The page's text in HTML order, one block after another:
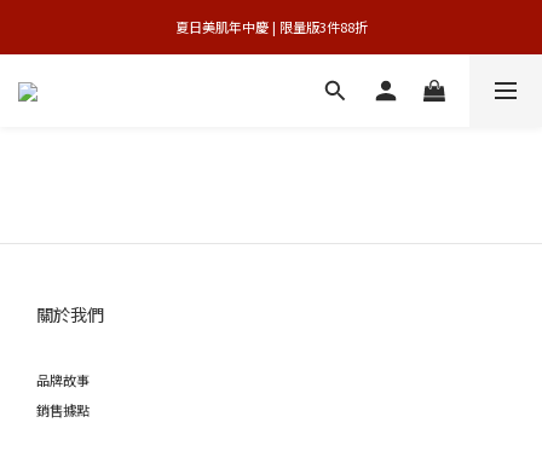
官網獨享 | 滿額最高贈3件禮
夏日美肌年中慶 | 限量版3件88折
官網獨享 | 滿額最高贈3件禮
關於我們
品牌故事
銷售據點